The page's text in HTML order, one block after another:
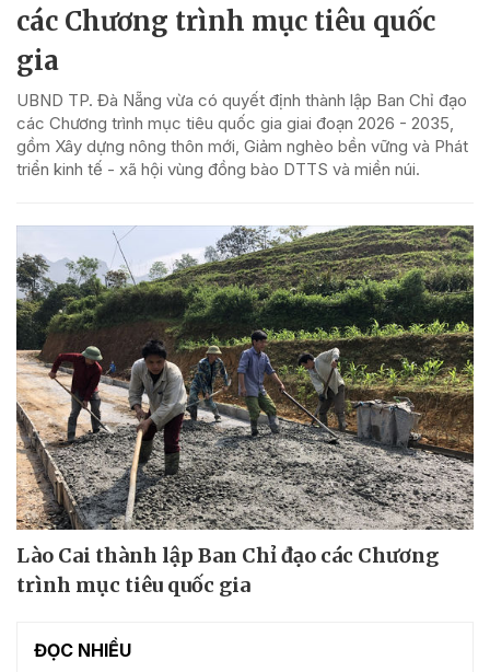
các Chương trình mục tiêu quốc
gia
UBND TP. Đà Nẵng vừa có quyết định thành lập Ban Chỉ đạo
các Chương trình mục tiêu quốc gia giai đoạn 2026 - 2035,
gồm Xây dựng nông thôn mới, Giảm nghèo bền vững và Phát
triển kinh tế - xã hội vùng đồng bào DTTS và miền núi.
Lào Cai thành lập Ban Chỉ đạo các Chương
trình mục tiêu quốc gia
ĐỌC NHIỀU